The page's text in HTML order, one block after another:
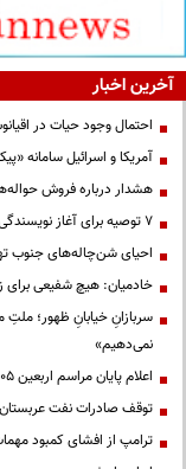
آخرین اخبار
احتمال وجود حیات در
آمریکا و اسرائیل سامانه
هشدار درباره فروش
۷ توصیه برای آغاز نویسندگی
احیای شن‌چاله‌های جنوب تهران
خادمیان: هیچ شفیعی برای
سربازانِ خیابانِ ظهور؛ ملتِ
نمی‌دهیم»
اعلام پایان مراسم اربعین ۱۴۰۵
توقف صادرات نفت عربستان
ترامپ از افشای کمبود